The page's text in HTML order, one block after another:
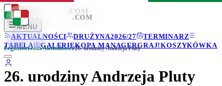
LEGIONISCI .COM
MENU
AKTUALNOŚCI
DRUŻYNA2026/27
TERMINARZ
TABELA
GALERIEKOPA MANAGERGRAJ!KOSZYKÓWKA
LEGIONISCI .COM
Legionisci.com/Aktualności/26. urodziny Andrzeja Pluty
26. urodziny Andrzeja Pluty